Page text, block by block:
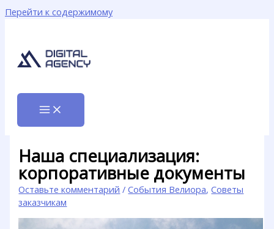
Перейти к содержимому
Наша специализация:
корпоративные документы
Оставьте комментарий /События Велиора,Советы
заказчикам